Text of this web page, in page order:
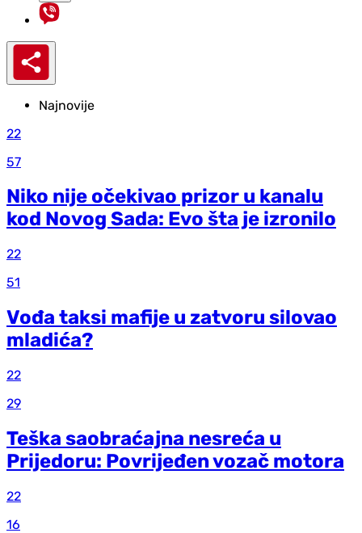
Najnovije
22
57
Niko nije očekivao prizor u kanalu
kod Novog Sada: Evo šta je izronilo
22
51
Vođa taksi mafije u zatvoru silovao
mladića?
22
29
Teška saobraćajna nesreća u
Prijedoru: Povrijeđen vozač motora
22
16